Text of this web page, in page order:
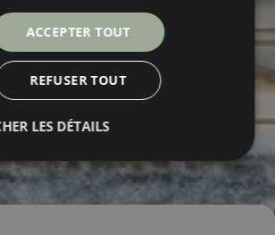
ACCEPTER TOUT
REFUSER TOUT
LES DÉTAILS